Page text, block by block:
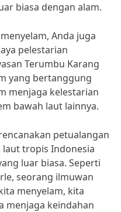
biasa dengan alam.
Anda juga
pelestarian
Terumbu Karang
yang bertanggung
menjaga kelestarian
bawah laut lainnya.
petualangan
laut tropis Indonesia
luar biasa. Seperti
seorang ilmuwan
menyelam, kita
menjaga keindahan